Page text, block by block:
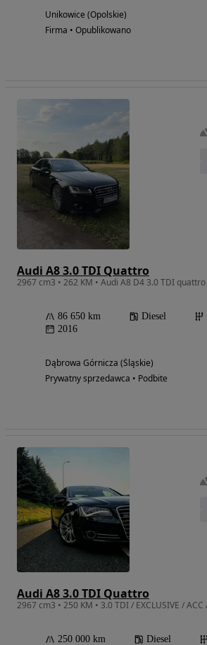
Unikowice (Opolskie)
Firma • Opublikowano
Audi A8 3.0 TDI Quattro
86 650 km Diesel
2016
Dąbrowa Górnicza (Śląskie)
Prywatny sprzedawca • Podbite
Audi A8 3.0 TDI Quattro
250 000 km Diesel